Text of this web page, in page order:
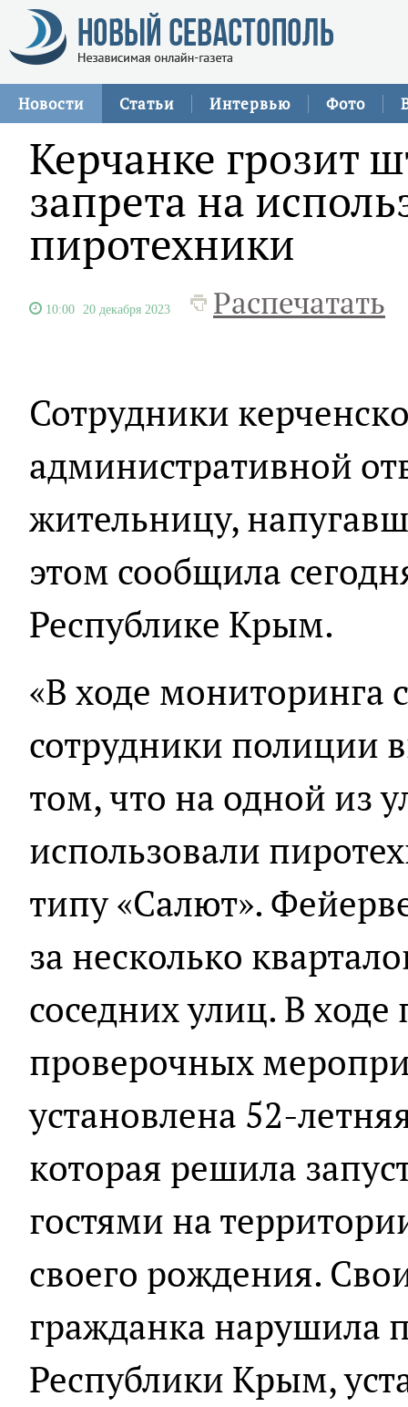
Новости Статьи Интервью Фото
Керчанке грозит
запрета на
пиротехники
10:00 20 декабря 2023 Распечатать
Сотрудники
административной
жительницу,
этом сообщила
Республике Крым.
«В ходе мониторинга
сотрудники
том, что на одной из
использовали
типу «Салют».
за несколько
соседних улиц. В
проверочных
установлена 52-
которая решила
гостями на
своего рождения.
гражданка нарушила
Республики Крым,